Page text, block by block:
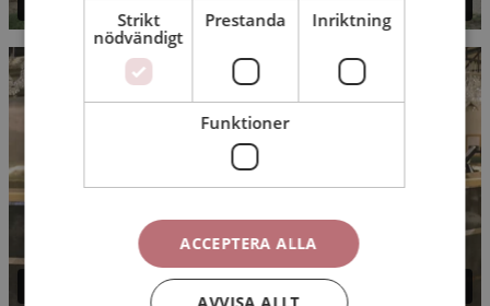
Strikt
nödvändigt
Prestanda Inriktning
Funktioner
ACCEPTERA ALLA
AVVISA ALLT